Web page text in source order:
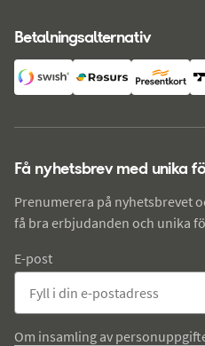
Betalningsalternativ
Få nyhetsbrev med unika
Prenumerera på nyhetsbrevet
få bra erbjudanden och unika
E-post
Om insamling av